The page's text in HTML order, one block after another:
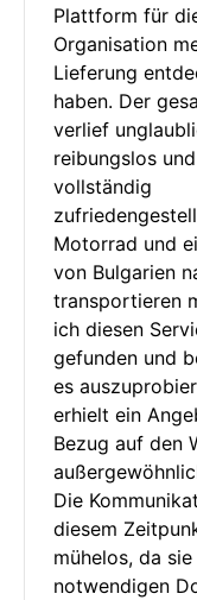
Plattform für
Organisation
Lieferung
haben. Der
verlief
reibungslos
vollständig
Motorrad und
von Bulgarien
transportieren
ich diesen
gefunden und
es
erhielt ein
Bezug auf den
Die
diesem
mühelos, da
notwendigen